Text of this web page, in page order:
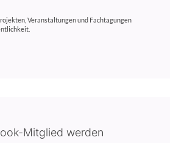
Veranstaltungen und Fachtagungen
Mitglied werden